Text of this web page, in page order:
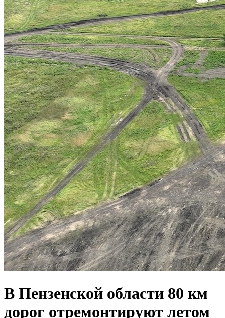
В Пензенской области 80 км
дорог отремонтируют летом